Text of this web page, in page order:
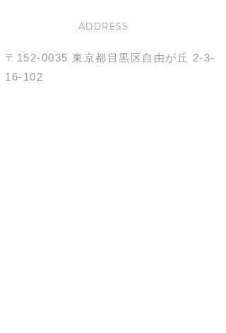
ADDRESS
〒152-0035 東京都目黒区自由が丘 2-3-
16-102